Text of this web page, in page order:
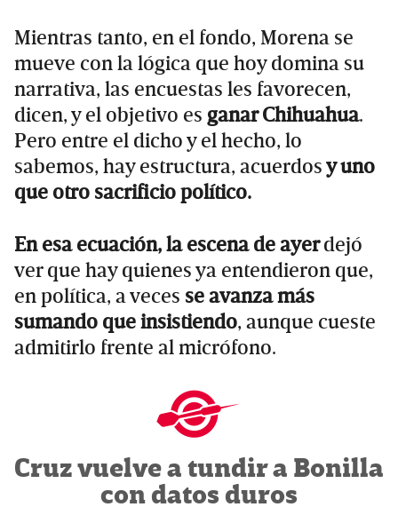
Mientras tanto, en el fondo, Morena se
mueve con la lógica que hoy domina su
narrativa, las encuestas les favorecen,
dicen, y el objetivo es ganar Chihuahua.
Pero entre el dicho y el hecho, lo
sabemos, hay estructura, acuerdosy uno
que otro sacrificio político.
En esa ecuación, la escena de ayerdejó
ver que hay quienes ya entendieron que,
en política, a veces se avanza más
sumando que insistiendo, aunque cueste
admitirlo frente al micrófono.
Cruz vuelve a tundir a Bonilla
con datos duros